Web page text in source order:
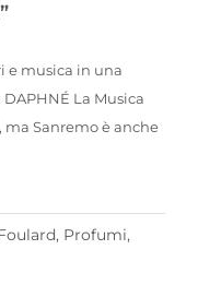
e musica in una
La Musica
Sanremo è anche
, Profumi,